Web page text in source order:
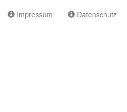
Impressum Datenschutz